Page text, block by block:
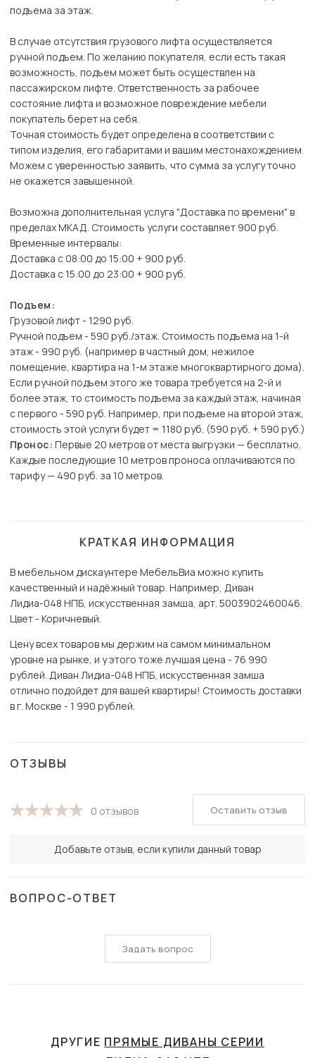
подъема за этаж.
В случае отсутствия грузового лифта осуществляется
ручной подъем. По желанию покупателя, если есть такая
возможность, подъем может быть осуществлен на
пассажирском лифте. Ответственность за рабочее
состояние лифта и возможное повреждение мебели
покупатель берет на себя.
Точная стоимость будет определена в соответствии с
типом изделия, его габаритами и вашим местонахождением.
Можем с уверенностью заявить, что сумма за услугу точно
не окажется завышенной.
Возможна дополнительная услуга "Доставка по времени" в
пределах МКАД. Стоимость услуги составляет 900 руб.
Временные интервалы:
Доставка с 08:00 до 15:00 + 900 руб.
Доставка с 15:00 до 23:00 + 900 руб.
Подъем:
Грузовой лифт - 1290 руб.
Ручной подъем - 590 руб./этаж. Стоимость подъема на 1-й
этаж - 990 руб. (например в частный дом, нежилое
помещение, квартира на 1-м этаже многоквартирного дома).
Если ручной подъем этого же товара требуется на 2-й и
более этаж, то стоимость подъема за каждый этаж, начиная
с первого - 590 руб. Например, при подъеме на второй этаж,
стоимость этой услуги будет = 1180 руб. (590 руб. + 590 руб.)
Пронос: Первые 20 метров от места выгрузки — бесплатно.
Каждые последующие 10 метров проноса оплачиваются по
тарифу — 490 руб. за 10 метров.
КРАТКАЯ ИНФОРМАЦИЯ
В мебельном дискаунтере МебельВиа можно купить
качественный и надёжный товар. Например, Диван
Лидиа-048 НПБ, искусственная замша, арт. 5003902460046.
Цвет - Коричневый.
Цену всех товаров мы держим на самом минимальном
уровне на рынке, и у этого тоже лучшая цена - 76 990
рублей. Диван Лидиа-048 НПБ, искусственная замша
отлично подойдет для вашей квартиры! Стоимость доставки
в г. Москве - 1 990 рублей.
ОТЗЫВЫ
0 отзывов
Добавьте отзыв, если купили данный товар
Оставить отзыв
ВОПРОС-ОТВЕТ
Задать вопрос
ДРУГИЕ ПРЯМЫЕ ДИВАНЫ СЕРИИ